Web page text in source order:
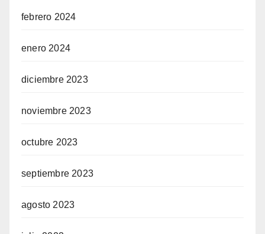
febrero 2024
enero 2024
diciembre 2023
noviembre 2023
octubre 2023
septiembre 2023
agosto 2023